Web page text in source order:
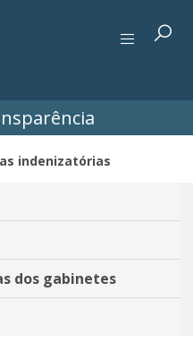
indenizatórias
-
dos gabinetes